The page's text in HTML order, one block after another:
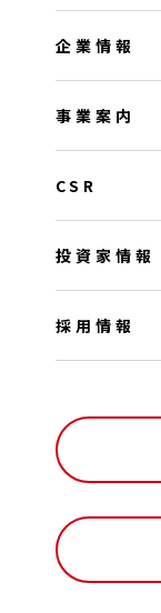
企業情報
事業案内
CSR
投資家情報
採用情報